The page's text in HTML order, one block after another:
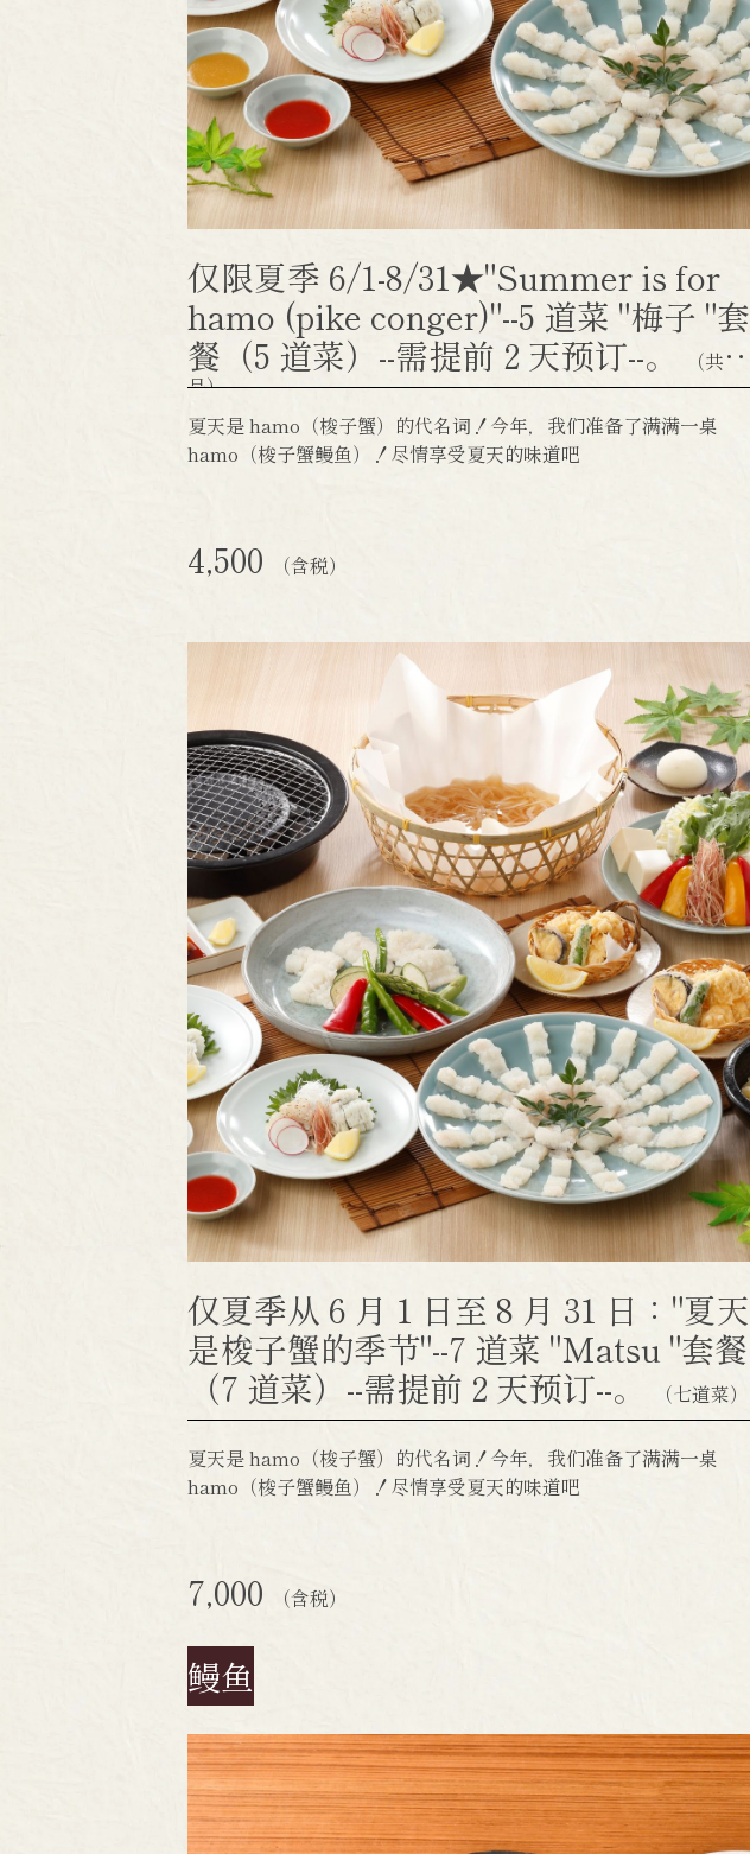
仅限夏季 6/1-8/31★"Summer is for
hamo (pike conger)"--5 道菜 "梅子 "套
餐（5 道菜）--需提前 2 天预订--。
（共5
品）
夏天是 hamo（梭子蟹）的代名词！今年，我们准备了满满一桌
hamo（梭子蟹鳗鱼）！尽情享受夏天的味道吧
4,500 （含税）
仅夏季从 6 月 1 日至 8 月 31 日："夏天
是梭子蟹的季节"--7 道菜 "Matsu "套餐
（7 道菜）--需提前 2 天预订--。
（七道菜）
夏天是 hamo（梭子蟹）的代名词！今年，我们准备了满满一桌
hamo（梭子蟹鳗鱼）！尽情享受夏天的味道吧
7,000 （含税）
鳗鱼